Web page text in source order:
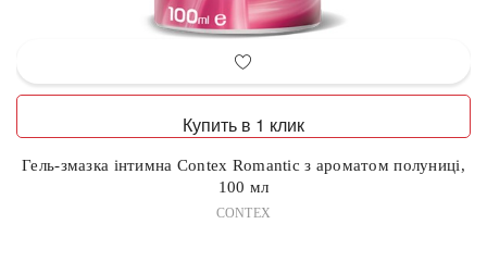
Купить в 1 клик
Гель-змазка інтимна Contex Romantic з ароматом полуниці,
100 мл
CONTEX